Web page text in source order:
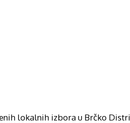
lokalnih izbora u Brčko